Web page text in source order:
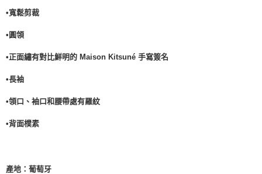
•寬鬆剪裁
•圓領
•正面繡有對比鮮明的 Maison Kitsuné 手寫簽名
•長袖
•領口、袖口和腰帶處有羅紋
•背面樸素
產地：葡萄牙